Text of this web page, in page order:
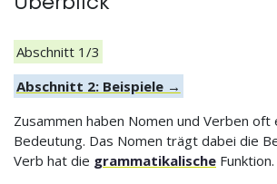
Abschnitt 1/3
Abschnitt 2: Beispiele →
Zusammen haben Nomen und Verben
Bedeutung. Das Nomen trägt dabei die
Verb hat die grammatikalische Funktion.